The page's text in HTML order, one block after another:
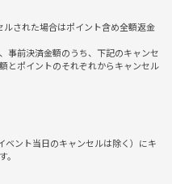
ルされた場合はポイント含め全額返金
事前決済金額のうち、下記のキャンセ
とポイントのそれぞれからキャンセル
ベント当日のキャンセルは除く）にキ
。